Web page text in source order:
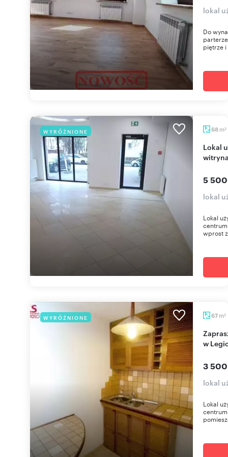
lokal
Do
piętrze
WYRÓŻNIONE 68 m2
Lokal użytkowy 68 m2 w centrum Legionowa,
5
lokal
Lokal
wprost
WYRÓŻNIONE 67 m2
Zapraszam do wynajmu 67m² biura z parkingiem
w
3
lokal
Lokal